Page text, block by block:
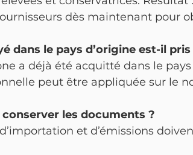
dès maintenant pour
dans le pays d’origine est-il
a déjà été acquitté dans le
peut être appliquée sur le
les documents ?
et d’émissions